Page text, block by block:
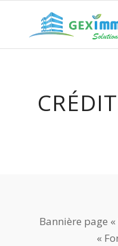
Bannière page
«